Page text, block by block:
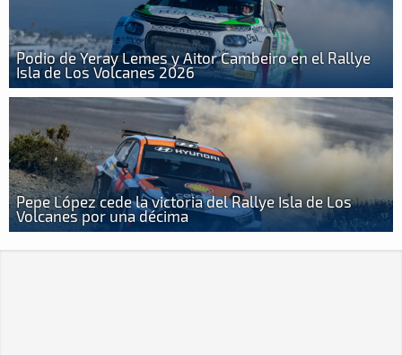
Podio de Yeray Lemes y Aitor Cambeiro en el Rallye
Isla de Los Volcanes 2026
Pepe López cede la victoria del Rallye Isla de Los
Volcanes por una décima